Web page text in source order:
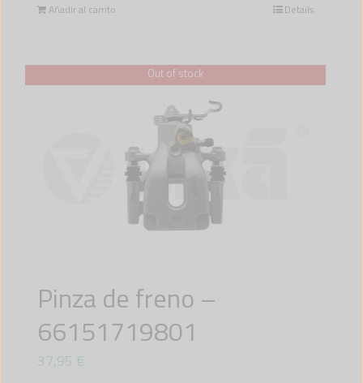
Añadir al carrito Details
Out of stock
Pinza de freno –
66151719801
37,95 €